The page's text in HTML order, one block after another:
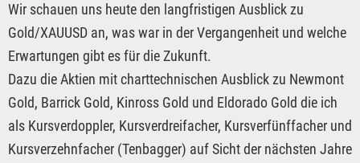
Wir schauen uns heute den langfristigen Ausblick zu
Gold/XAUUSD an, was war in der Vergangenheit und welche
Erwartungen gibt es für die Zukunft.
Dazu die Aktien mit charttechnischen Ausblick zu Newmont
Gold, Barrick Gold, Kinross Gold und Eldorado Gold die ich
als Kursverdoppler, Kursverdreifacher, Kursverfünffacher und
Kursverzehnfacher (Tenbagger) auf Sicht der nächsten Jahre